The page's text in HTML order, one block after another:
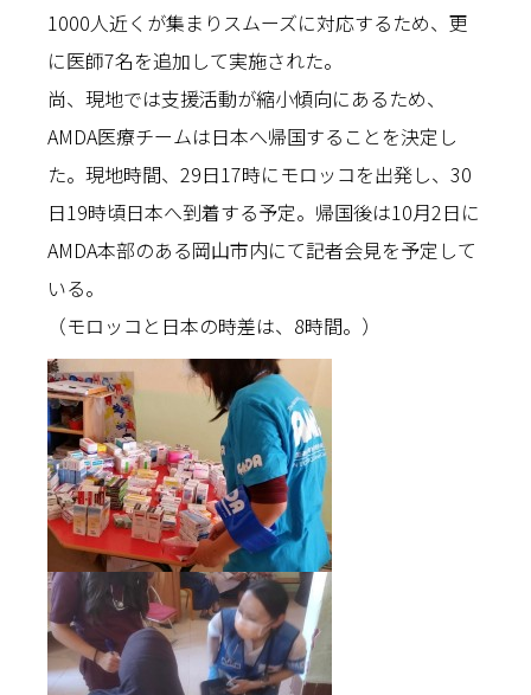
1000人近くが集まりスムーズに対応するため、更
に医師7名を追加して実施された。
尚、現地では支援活動が縮小傾向にあるため、
AMDA医療チームは日本へ帰国することを決定し
た。現地時間、29日17時にモロッコを出発し、30
日19時頃日本へ到着する予定。帰国後は10月2日に
AMDA本部のある岡山市内にて記者会見を予定して
いる。
（モロッコと日本の時差は、8時間。）